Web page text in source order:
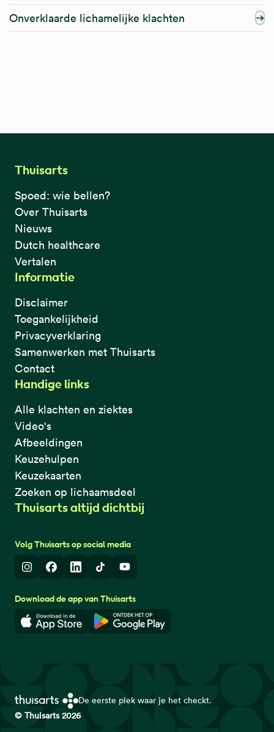
Onverklaarde lichamelijke klachten
Thuisarts
Spoed: wie bellen?
Over Thuisarts
Nieuws
Dutch healthcare
Vertalen
Informatie
Disclaimer
Toegankelijkheid
Privacyverklaring
Samenwerken met Thuisarts
Contact
Handige links
Alle klachten en ziektes
Video's
Afbeeldingen
Keuzehulpen
Keuzekaarten
Zoeken op lichaamsdeel
Thuisarts altijd dichtbij
Volg Thuisarts op social media
InstagramFacebook
LinkedInTikTokYoutube
Download de app van Thuisarts
Download in de App StoreDownload in de Google Play
De eerste plek waar je het checkt.
© Thuisarts 2026